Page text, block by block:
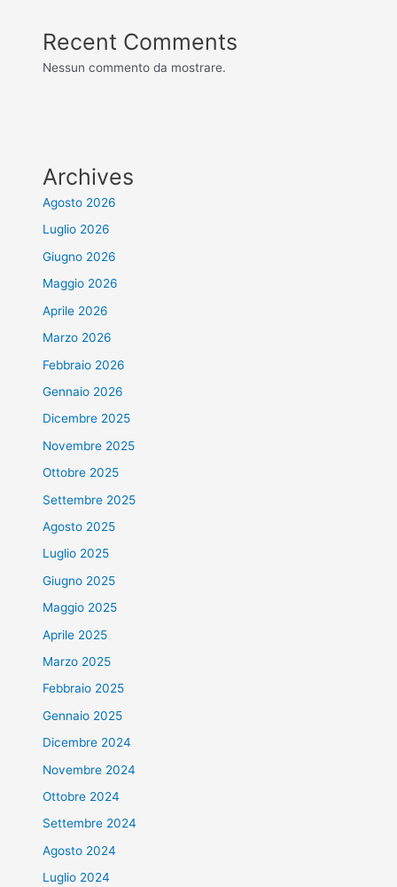
Recent Comments
Nessun commento da mostrare.
Archives
Agosto 2026
Luglio 2026
Giugno 2026
Maggio 2026
Aprile 2026
Marzo 2026
Febbraio 2026
Gennaio 2026
Dicembre 2025
Novembre 2025
Ottobre 2025
Settembre 2025
Agosto 2025
Luglio 2025
Giugno 2025
Maggio 2025
Aprile 2025
Marzo 2025
Febbraio 2025
Gennaio 2025
Dicembre 2024
Novembre 2024
Ottobre 2024
Settembre 2024
Agosto 2024
Luglio 2024